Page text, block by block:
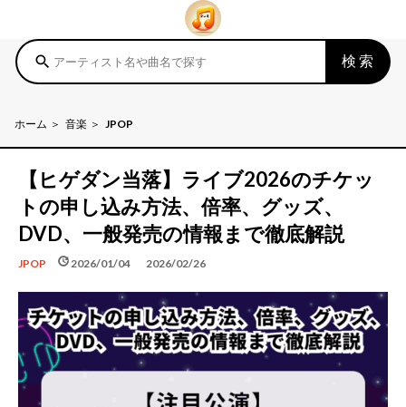
search 検索
ホーム 音楽 JPOP
【ヒゲダン当落】ライブ2026のチケッ
トの申し込み方法、倍率、グッズ、
DVD、一般発売の情報まで徹底解説
JPOP schedule 2026/01/04
update 2026/02/26